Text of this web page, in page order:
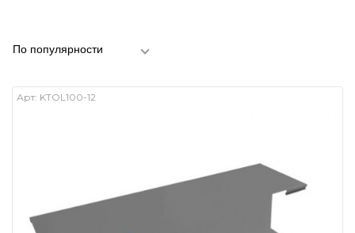
По популярности
Арт: KTOL100-12